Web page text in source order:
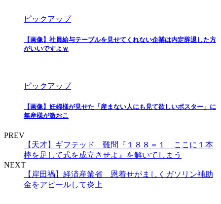
ピックアップ
【画像】社員給与テーブルを見せてくれない企業は内定辞退した方
がいいですよｗ
ピックアップ
【画像】妊婦様が見せた「産まない人にも見て欲しいポスター」に
無産様が激おこ
PREV
【天才】ギフテッド 難問『１８８＝１ ここに１本
棒を足して式を成立させよ』を解いてしまう
NEXT
【岸田禍】経済産業省 恩着せがましくガソリン補助
金をアピールして炎上